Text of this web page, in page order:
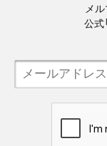
メ
公式